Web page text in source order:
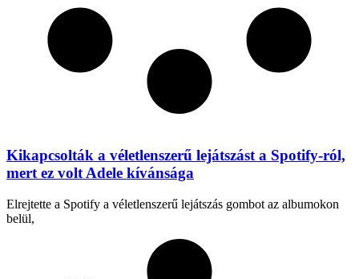
Kikapcsolták a véletlenszerű lejátszást a Spotify-ról,
mert ez volt Adele kívánsága
Elrejtette a Spotify a véletlenszerű lejátszás gombot az albumokon
belül,